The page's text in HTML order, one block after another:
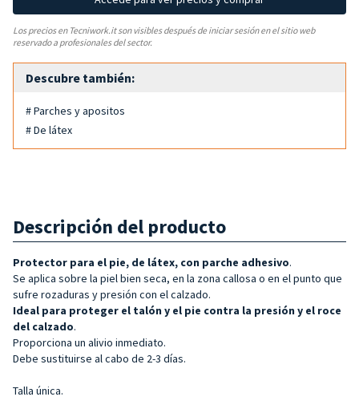
Los precios en Tecniwork.it son visibles después de iniciar sesión en el sitio web
reservado a profesionales del sector.
Descubre también:
# Parches y apositos
# De látex
Descripción del producto
Protector para el pie, de látex, con parche adhesivo.
Se aplica sobre la piel bien seca, en la zona callosa o en el punto que
sufre rozaduras y presión con el calzado.
Ideal para proteger el talón y el pie contra la presión y el roce
del calzado.
Proporciona un alivio inmediato.
Debe sustituirse al cabo de 2-3 días.
Talla única.